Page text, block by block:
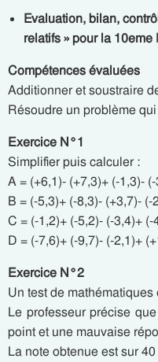
Evaluation, bilan,
relatifs » pour la 10eme
Compétences évaluées
Additionner et soustraire
Résoudre un problème
Exercice N°1
Simplifier puis calculer :
A = (+6,1)- (+7,3)+ (-1,3)-
B = (-5,3)+ (-8,3)- (+3,7)- (-
C = (-1,2)+ (-5,2)- (-3,4)+
D = (-7,6)+ (-9,7)- (-2,1)+
Exercice N°2
Un test de
Le professeur précise
point et une mauvaise
La note obtenue est sur